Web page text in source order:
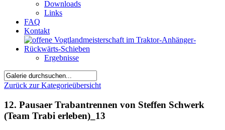
Downloads
Links
FAQ
Kontakt
Ergebnisse
Zurück zur Kategorieübersicht
12. Pausaer Trabantrennen von Steffen Schwerk
(Team Trabi erleben)_13